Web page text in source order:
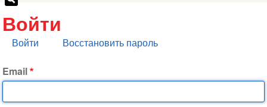
Войти
Главные
Войти Восстановить пароль
Email